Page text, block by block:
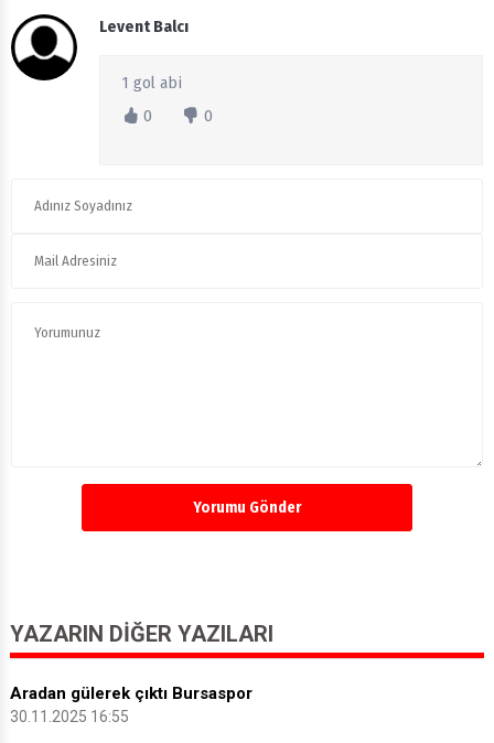
Levent Balcı
1 gol abi
0
0
Yorumu Gönder
YAZARIN DIĞER YAZILARI
Aradan gülerek çıktı Bursaspor
30.11.2025 16:55